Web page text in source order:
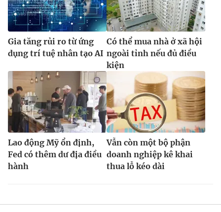
Gia tăng rủi ro từ ứng
dụng trí tuệ nhân tạo AI
Có thể mua nhà ở xã hội
ngoài tỉnh nếu đủ điều
kiện
Lao động Mỹ ổn định,
Fed có thêm dư địa điều
hành
Vẫn còn một bộ phận
doanh nghiệp kê khai
thua lỗ kéo dài